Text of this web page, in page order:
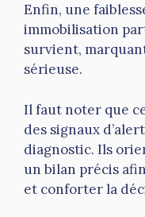
Enfin, une
immobilisation
survient,
sérieuse.
Il faut noter que
des signaux
diagnostic. Ils
un bilan précis
et conforter la